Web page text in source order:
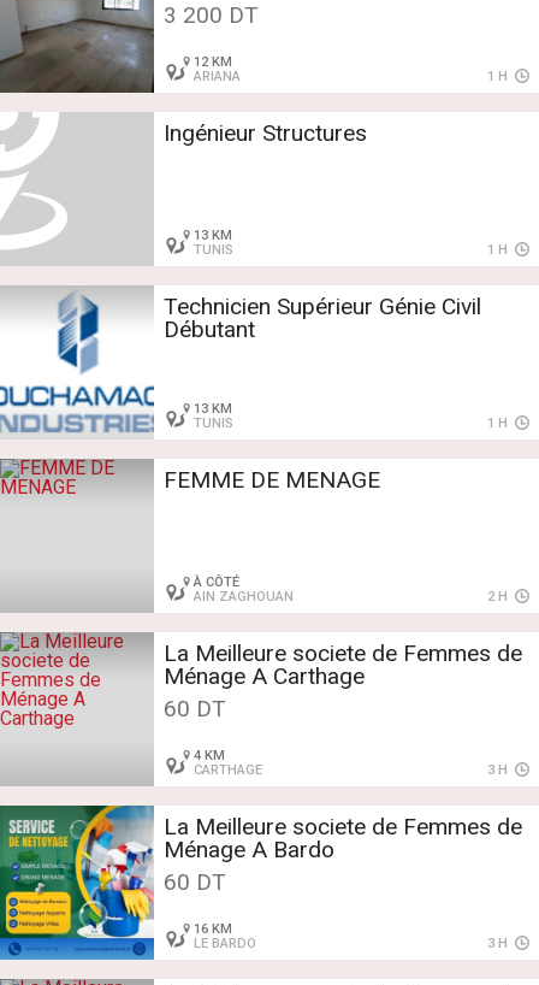
3 200 DT
12 KM
ARIANA
1 H
Ingénieur Structures
13 KM
TUNIS
1 H
Technicien Supérieur Génie Civil
Débutant
13 KM
TUNIS
1 H
FEMME DE MENAGE
À CÔTÉ
AIN ZAGHOUAN
2 H
La Meilleure societe de Femmes de
Ménage A Carthage
60 DT
4 KM
CARTHAGE
3 H
La Meilleure societe de Femmes de
Ménage A Bardo
60 DT
16 KM
LE BARDO
3 H